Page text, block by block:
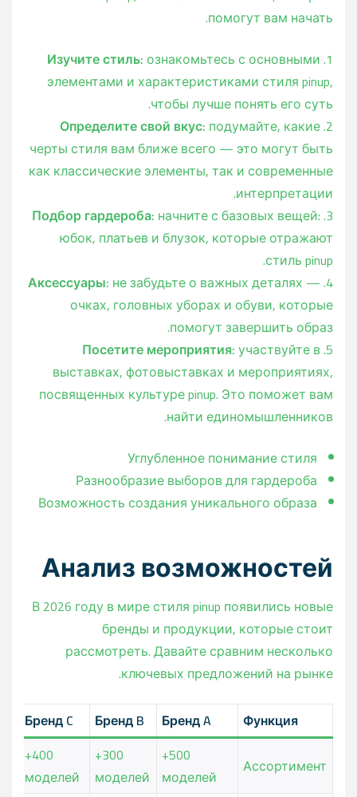
помогут вам начать.
Изучите стиль:ознакомьтесь с основными
элементами и характеристиками стиля pinup,
чтобы лучше понять его суть.
Определите свой вкус: подумайте, какие
черты стиля вам ближе всего — это могут быть
как классические элементы, так и современные
интерпретации.
Подбор гардероба: начните с базовых вещей:
юбок, платьев и блузок, которые отражают
стиль pinup.
Аксессуары: не забудьте о важных деталях —
очках, головных уборах и обуви, которые
помогут завершить образ.
Посетите мероприятия:участвуйте в
выставках, фотовыставках и мероприятиях,
посвященных культуре pinup. Это поможет вам
найти единомышленников.
Углубленное понимание стиля
Разнообразие выборов для гардероба
Возможность создания уникального образа
Анализ возможностей
В 2026 году в мире стиля pinup появились новые
бренды и продукции, которые стоит
рассмотреть. Давайте сравним несколько
ключевых предложений на рынке.
Функция
Бренд A
Бренд B
Бренд C
Ассортимент
500+
моделей
300+
моделей
400+
моделей